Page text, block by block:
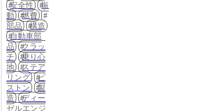
安全性
振
動
燃費
部品
構造
自動車部
品
クラッ
チ
乗り心
地
ステア
リング
ピ
ストン
製
造
ディー
ゼルエンジ